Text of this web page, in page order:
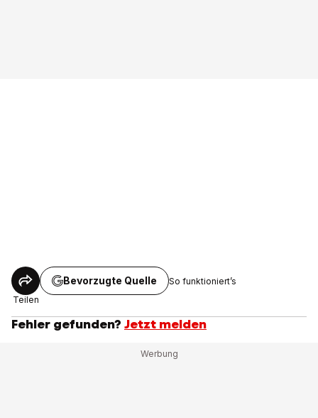
Teilen
Bevorzugte Quelle So funktioniert’s
Fehler gefunden? Jetzt melden